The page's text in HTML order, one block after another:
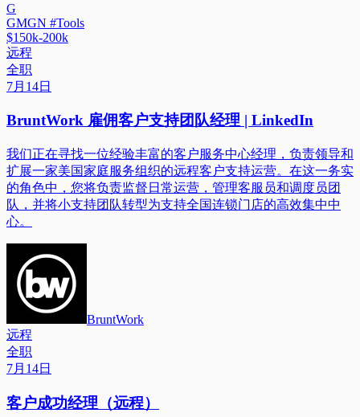
G
GMGN #Tools
$150k-200k
远程
全职
7月14日
BruntWork 雇佣客户支持团队经理 | LinkedIn
我们正在寻找一位经验丰富的客户服务中心经理，负责领导和
扩展一家美国家庭服务组织的远程客户支持运营。在这一务实
的角色中，您将负责监督日常运营，管理客服员和调度员团
队，并将小支持团队转型为支持全国连锁门店的高效集中中
心。
BruntWork
远程
全职
7月14日
客户成功经理（远程）